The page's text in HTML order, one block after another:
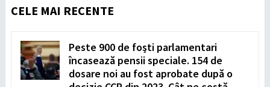
CELE MAI RECENTE
Peste 900 de foști parlamentari
încasează pensii speciale. 154 de
dosare noi au fost aprobate după o